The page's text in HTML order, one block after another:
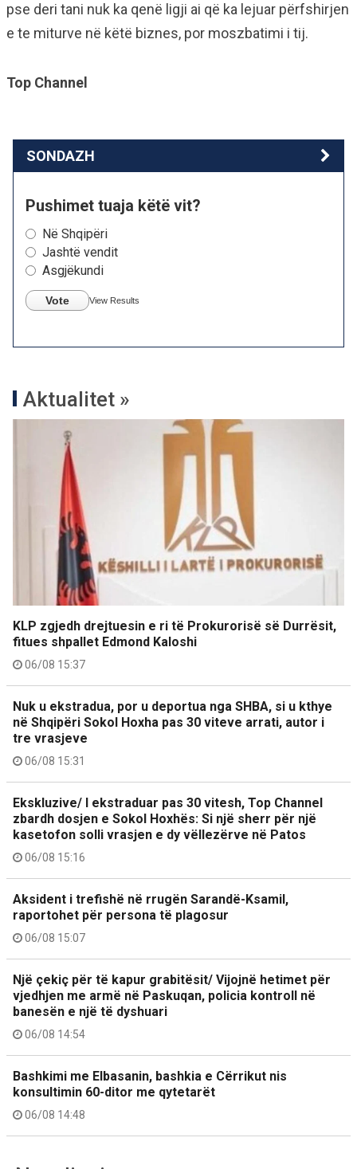
pse deri tani nuk ka qenë ligji ai që ka lejuar përfshirjen
e te miturve në këtë biznes, por moszbatimi i tij.
Top Channel
SONDAZH
Pushimet tuaja këtë vit?
Në Shqipëri
Jashtë vendit
Asgjëkundi
Vote View Results
Aktualitet »
KLP zgjedh drejtuesin e ri të Prokurorisë së Durrësit,
fitues shpallet Edmond Kaloshi
06/08 15:37
Nuk u ekstradua, por u deportua nga SHBA, si u kthye
në Shqipëri Sokol Hoxha pas 30 viteve arrati, autor i
tre vrasjeve
06/08 15:31
Ekskluzive/ I ekstraduar pas 30 vitesh, Top Channel
zbardh dosjen e Sokol Hoxhës: Si një sherr për një
kasetofon solli vrasjen e dy vëllezërve në Patos
06/08 15:16
Aksident i trefishë në rrugën Sarandë-Ksamil,
raportohet për persona të plagosur
06/08 15:07
Një çekiç për të kapur grabitësit/ Vijojnë hetimet për
vjedhjen me armë në Paskuqan, policia kontroll në
banesën e një të dyshuari
06/08 14:54
Bashkimi me Elbasanin, bashkia e Cërrikut nis
konsultimin 60-ditor me qytetarët
06/08 14:48